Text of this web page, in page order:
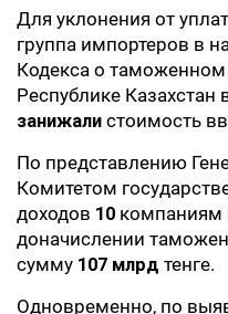
Для уклонения от
группа импортеров в
Кодекса о таможенном
Республике Казахстан
занижали стоимость
По представлению
Комитетом
доходов 10 компаниям
доначислении
сумму 107 млрд тенге.
Одновременно, по